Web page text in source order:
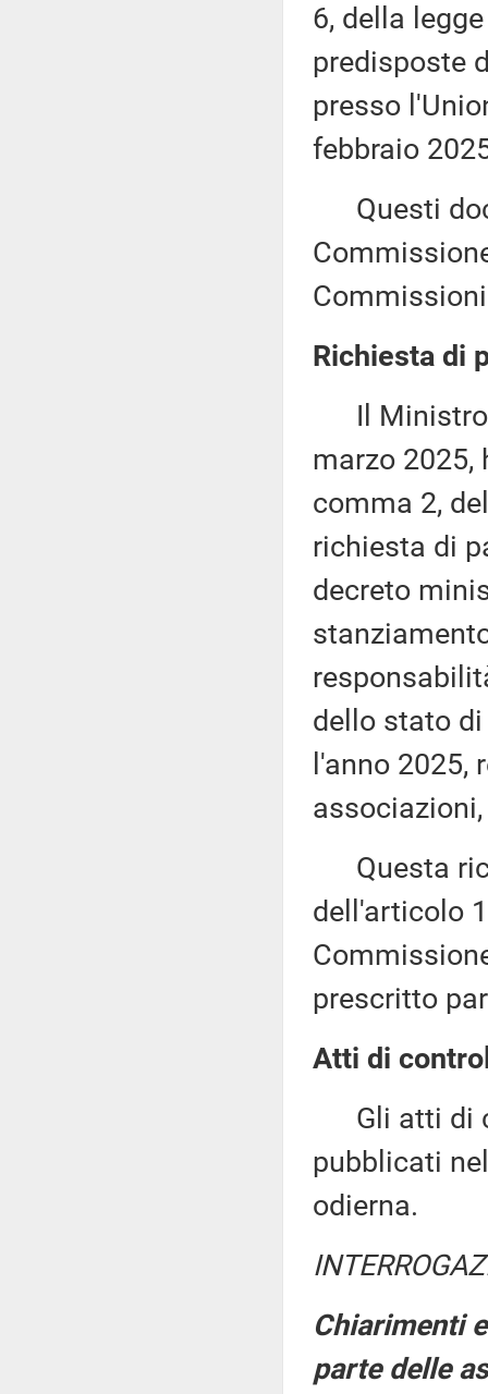
6, della
predisposte
presso
febbraio
Questi
Richiesta di
Il Ministro
marzo 2025,
comma 2,
richiesta di
decreto
dello stato
l'anno
Questa
dell'articolo
prescritto
Atti di
Gli atti di
pubblicati
odierna.
Chiarimenti
parte delle